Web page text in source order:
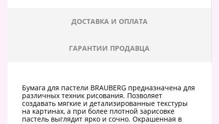
ДОСТАВКА И ОПЛАТА
ГАРАНТИИ ПРОДАВЦА
Бумага для пастели BRAUBERG предназначена для
различных техник рисования. Позволяет
создавать мягкие и детализированные текстуры
на картинах, а при более плотной зарисовке
пастель выглядит ярко и сочно. Окрашенная в